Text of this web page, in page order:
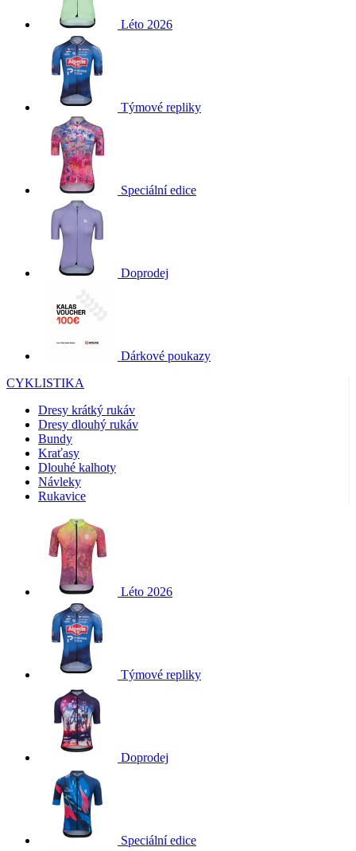
Léto 2026
Týmové repliky
Speciální edice
Doprodej
Dárkové poukazy
CYKLISTIKA
Dresy krátký rukáv
Dresy dlouhý rukáv
Bundy
Kraťasy
Dlouhé kalhoty
Návleky
Rukavice
Léto 2026
Týmové repliky
Doprodej
Speciální edice